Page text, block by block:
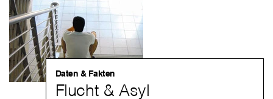
Daten & Fakten
Flucht & Asyl